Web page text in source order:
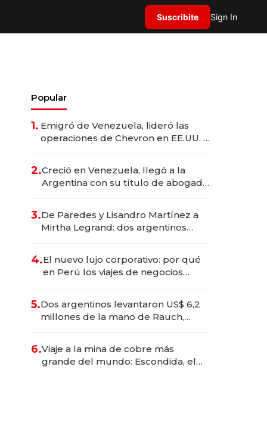
Suscribite Sign In
Popular
1. Emigró de Venezuela, lideró las
operaciones de Chevron en EE.UU. y
2.Creció en Venezuela, llegó a la
Argentina con su título de abogado
marcas "fast premium"
3.De Paredes y Lisandro Martínez a
Mirtha Legrand: dos argentinos
4.El nuevo lujo corporativo: por qué
en Perú los viajes de negocios
transformadoras
5.Dos argentinos levantaron US$ 6,2
millones de la mano de Rauch,
6.Viaje a la mina de cobre más
grande del mundo: Escondida, el